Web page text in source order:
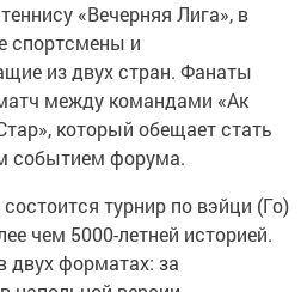
«Вечерняя Лига», в
спортсмены и
из двух стран. Фанаты
между командами «Ак
который обещает стать
событием форума.
турнир по вэйци (Го)
чем 5000-летней историей.
двух форматах: за